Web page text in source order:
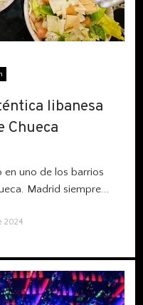
libanesa
Chueca
libanesa
Chueca
en uno de los barrios
Madrid siempre...
2024